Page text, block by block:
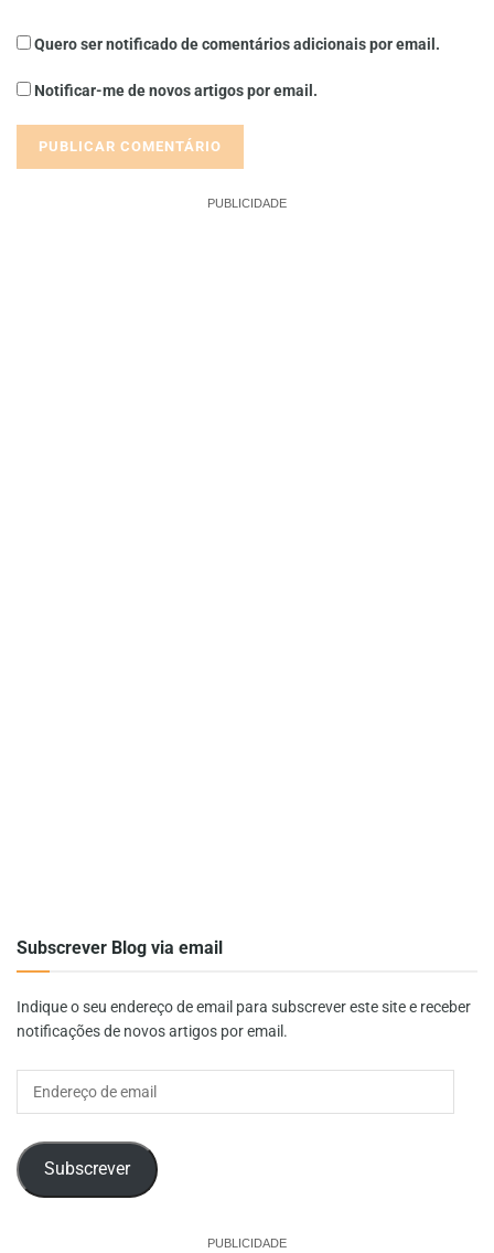
Quero ser notificado de comentários adicionais por email.
Notificar-me de novos artigos por email.
PUBLICIDADE
Subscrever Blog via email
Indique o seu endereço de email para subscrever este site e receber
notificações de novos artigos por email.
Endereço
Subscrever
PUBLICIDADE